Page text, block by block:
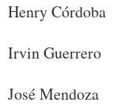
Henry Córdoba
Irvin Guerrero
José Mendoza